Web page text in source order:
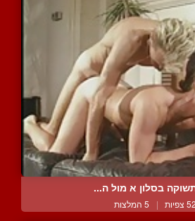
בסלון א מול ה...
| 5 המלצות